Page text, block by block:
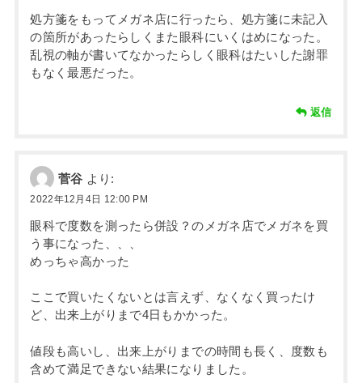
処方箋をもってメガネ店に行ったら、処方箋に未記入
の箇所があったらしくまた眼科にいくはめになった。
乱視の軸が書いてなかったらしく眼科はたいした謝罪
もなく最悪だった。
返信
菅谷 より:
2022年12月4日 12:00 PM
眼科で度数を測ったら併設？のメガネ店でメガネを買
う事になった、、、
めっちゃ高かった
ここで買いたくないとは言えず、なくなく買ったけ
ど、出来上がりまで4日もかかった。
値段も高いし、出来上がりまでの時間も長く、度数も
含めて満足できない結果になりました。